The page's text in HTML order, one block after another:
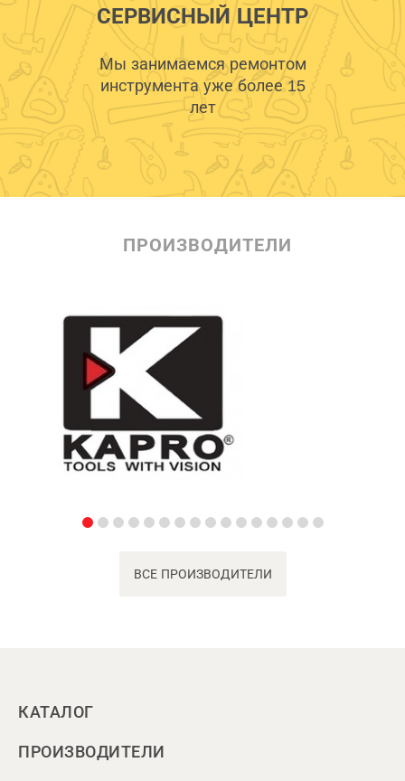
СЕРВИСНЫЙ ЦЕНТР
Мы занимаемся ремонтом
инструмента уже более 15
лет
ПРОИЗВОДИТЕЛИ
ВСЕ ПРОИЗВОДИТЕЛИ
КАТАЛОГ
ПРОИЗВОДИТЕЛИ